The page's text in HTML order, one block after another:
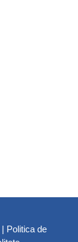
| Politica de